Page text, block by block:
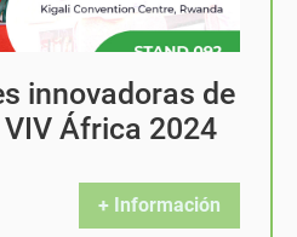
innovadoras de
África 2024
+ Información